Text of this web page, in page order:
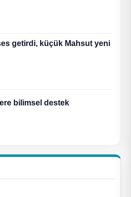
ses getirdi, küçük Mahsut yeni
bilimsel destek